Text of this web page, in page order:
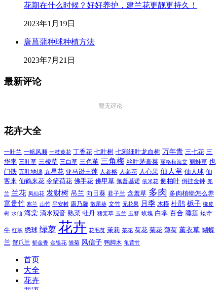
花期在什么时候？好好养护，建兰花更靓更持久！
2023年1月19日
唐菖蒲种球种植方法
2023年7月21日
最新评论
暂无评论
花卉大全
一叶兰 一帆风顺 一枝黄花 丁香花 七叶树 七彩细叶龙血树 万年青 三七花 三
华李 三叶草 三棱草 三白草 三色堇 三角梅 丝叶茅膏菜 丽格秋海棠 丽蚌草 也
门铁 五叶地锦 五星花 亚马逊王莲 人参榕 人参花 人心果 仙人掌 仙人球 仙
客来 仙鹤来花 令箭荷花 佛手花 佛甲草 佩普基诺 依米花 侧柏叶 倒挂金钟 兜
兰 兰花 凤仙花 发财树 吊兰 向日葵 君子兰 含羞草 多肉 多肉植物怎么养
富贵竹 寒兰 山竹 平安树 康乃馨 散尾葵 文竹 无花果 月季 木槿 杜鹃 栀子 橡皮
树 水仙 海棠 滴水观音 熟菜 牡丹 猪笼草 玉兰 玉簪 玫瑰 白掌 百合 睡莲 矮牵
牛 红掌 绣球 绿萝 花卉 花毛茛 茉莉 茶花 荷花 菊花 薄荷 薰衣草 蝴蝶
兰 蟹爪兰 郁金香 金银花 雏菊 风信子 鸭脚木 龟背竹
首页
大全
花卉